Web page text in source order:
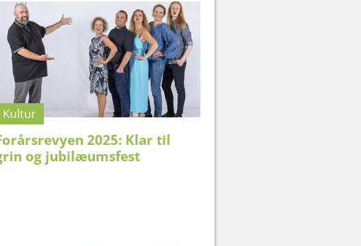
Kultur
2025: Klar til
og jubilæumsfest